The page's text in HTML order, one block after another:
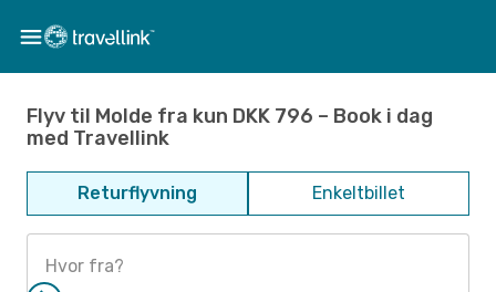
Flyv til Molde fra kun DKK 796 – Book i dag
med Travellink
Returflyvning Enkeltbillet
Hvor fra?